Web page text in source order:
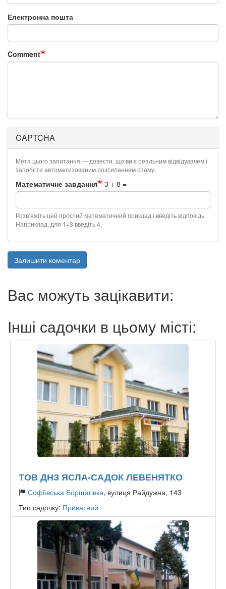
Електронна пошта
Comment
CAPTCHA
Мета цього запитання — довести, що ви є реальним відвідувачем і
запобігти автоматизованим розсиланням спаму.
Математичне завдання 3 + 8 =
Розв’яжіть цей простий математичний приклад і введіть відповідь.
Наприклад, для 1+3 введіть 4.
Залишити коментар
Вас можуть зацікавити:
Інші садочки в цьому місті:
ТОВ ДНЗ ЯСЛА-САДОК ЛЕВЕНЯТКО
Софіївська Борщагівка, вулиця Райдужна, 143
Тип садочку: Приватний